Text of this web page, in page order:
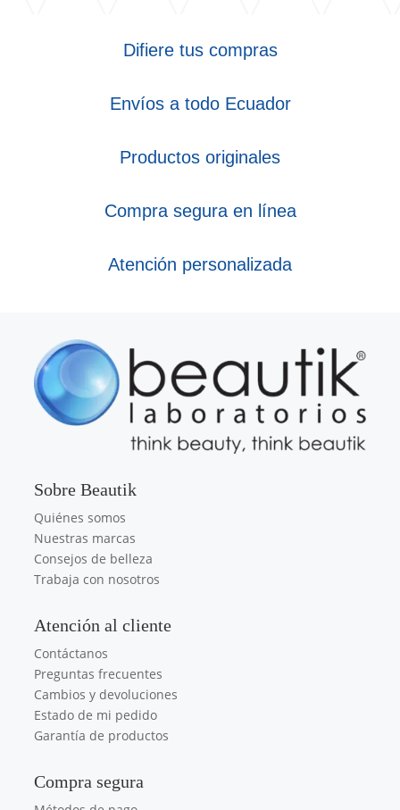
Difiere tus compras
Envíos a todo Ecuador
Productos originales
Compra segura en línea
Atención personalizada
Sobre Beautik
Quiénes somos
Nuestras marcas
Consejos de belleza
Trabaja con nosotros
Atención al cliente
Contáctanos
Preguntas frecuentes
Cambios y devoluciones
Estado de mi pedido
Garantía de productos
Compra segura